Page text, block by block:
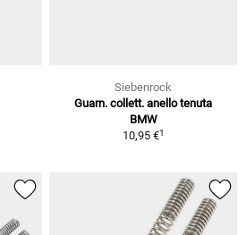
Siebenrock
Guarn. collett. anello tenuta
BMW
10,95 €1